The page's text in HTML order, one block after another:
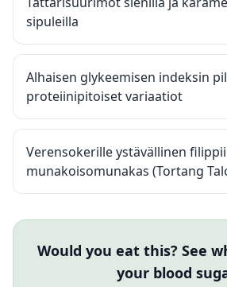
sipuleilla
Alhaisen glykeemisen indeksin
proteiinipitoiset variaatiot
Verensokerille ystävällinen
munakoisomunakas (Tortang
Would you eat this? See
your blood